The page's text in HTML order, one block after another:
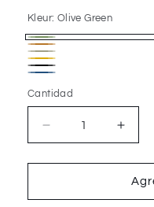
Kleur: Olive Green
Olive
Green
Cognac
Taupe
Ochre
Zwart
Cantidad
Cantidad
Reducir
cantidad
para
Redman
para
Sir